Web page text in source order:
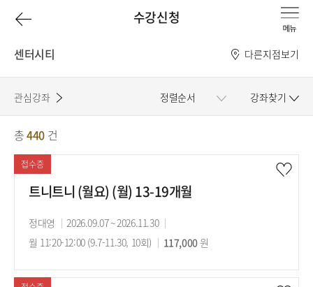
수강신청
이
전
페
이
지
로
센터시티 다른지점보기
관심강좌 강좌찾기
정렬순서
강
좌
총440 건
접수중
트니트니 (월요) (월) 13-19개월
강
사
정대영
강
의
간
2026.09.07 ~ 2026.11.30
의
간
월 11:20-12:00 (9.7-11.30, 10회)
수
료
117,000원